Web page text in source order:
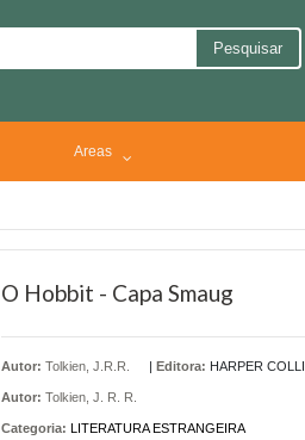
Pesquisar
Areas
O Hobbit - Capa Smaug
Autor: Tolkien, J.R.R.
Autor: Tolkien, J. R. R.
| Editora: HARPER
Categoria: LITERATURA ESTRANGEIRA